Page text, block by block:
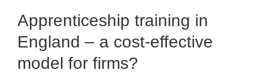
Apprenticeship training in
England – a cost-effective
model for firms?